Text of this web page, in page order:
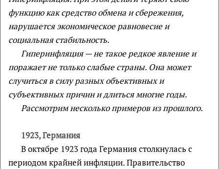
функцию как средство обмена и сбережения,
нарушается экономическое равновесие и
социальная стабильность.
Гиперинфляция — не такое редкое явление и
поражает не только слабые страны. Она может
случиться в силу разных объективных и
субъективных причин и длиться многие годы.
Рассмотрим несколько примеров из прошлого.
1923, Германия
В октябре 1923 года Германия столкнулась с
периодом крайней инфляции. Правительство